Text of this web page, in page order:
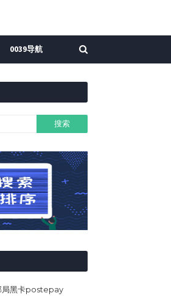
0039导航
局黑卡postepay